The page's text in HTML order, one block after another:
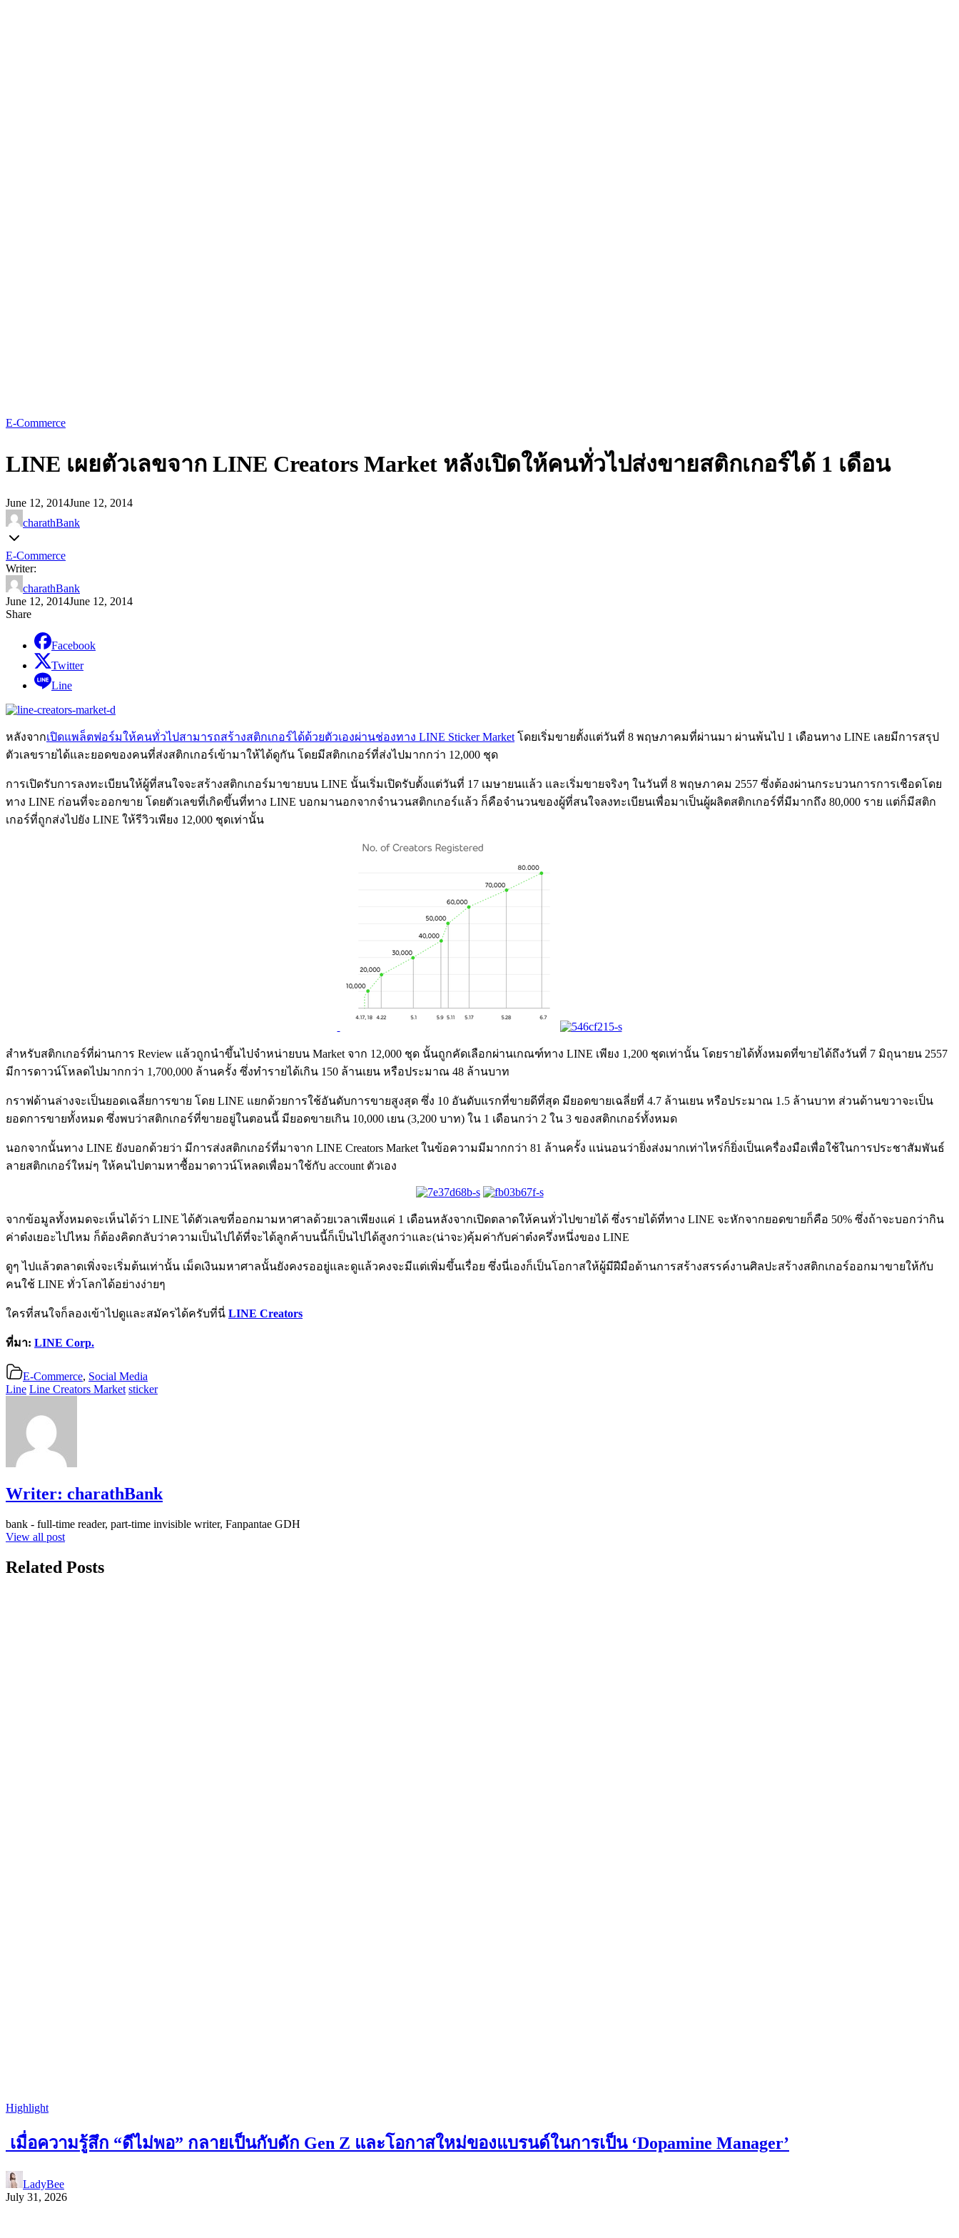
E-Commerce
LINE เผยตัวเลขจาก LINE Creators Market หลังเปิดให้คนทั่วไปส่งขายสติกเกอร์ได้ 1 เดือน
June 12, 2014June 12, 2014
charathBank
E-Commerce
Writer:
charathBank
June 12, 2014June 12, 2014
Share
Facebook
Twitter
Line
หลังจากเปิดแพล็ตฟอร์มให้คนทั่วไปสามารถสร้างสติกเกอร์ได้ด้วยตัวเองผ่านช่องทาง LINE Sticker Market โดยเริ่มขายตั้งแต่วันที่ 8 พฤษภาคมที่ผ่านมา ผ่านพ้นไป 1 เดือนทาง LINE เลยมีการสรุป
ตัวเลขรายได้และยอดของคนที่ส่งสติกเกอร์เข้ามาให้ได้ดูกัน โดยมีสติกเกอร์ที่ส่งไปมากกว่า 12,000 ชุด
การเปิดรับการลงทะเบียนให้ผู้ที่สนใจจะสร้างสติกเกอร์มาขายบน LINE นั้นเริ่มเปิดรับตั้งแต่วันที่ 17 เมษายนแล้ว และเริ่มขายจริงๆ ในวันที่ 8 พฤษภาคม 2557 ซึ่งต้องผ่านกระบวนการการเชือดโดย
ทาง LINE ก่อนที่จะออกขาย โดยตัวเลขที่เกิดขึ้นที่ทาง LINE บอกมานอกจากจำนวนสติกเกอร์แล้ว ก็คือจำนวนของผู้ที่สนใจลงทะเบียนเพื่อมาเป็นผู้ผลิตสติกเกอร์ที่มีมากถึง 80,000 ราย แต่ก็มีสติก
เกอร์ที่ถูกส่งไปยัง LINE ให้รีวิวเพียง 12,000 ชุดเท่านั้น
สำหรับสติกเกอร์ที่ผ่านการ Review แล้วถูกนำขึ้นไปจำหน่ายบน Market จาก 12,000 ชุด นั้นถูกคัดเลือกผ่านเกณฑ์ทาง LINE เพียง 1,200 ชุดเท่านั้น โดยรายได้ทั้งหมดที่ขายได้ถึงวันที่ 7 มิถุนายน 2557
มีการดาวน์โหลดไปมากกว่า 1,700,000 ล้านครั้ง ซึ่งทำรายได้เกิน 150 ล้านเยน หรือประมาณ 48 ล้านบาท
กราฟด้านล่างจะเป็นยอดเฉลี่ยการขาย โดย LINE แยกด้วยการใช้อันดับการขายสูงสุด ซึ่ง 10 อันดับแรกที่ขายดีที่สุด มียอดขายเฉลี่ยที่ 4.7 ล้านเยน หรือประมาณ 1.5 ล้านบาท ส่วนด้านขวาจะเป็น
ยอดการขายทั้งหมด ซึ่งพบว่าสติกเกอร์ที่ขายอยู่ในตอนนี้ มียอดขายเกิน 10,000 เยน (3,200 บาท) ใน 1 เดือนกว่า 2 ใน 3 ของสติกเกอร์ทั้งหมด
นอกจากนั้นทาง LINE ยังบอกด้วยว่า มีการส่งสติกเกอร์ที่มาจาก LINE Creators Market ในข้อความมีมากกว่า 81 ล้านครั้ง แน่นอนว่ายิ่งส่งมากเท่าไหร่ก็ยิ่งเป็นเครื่องมือเพื่อใช้ในการประชาสัมพันธ์
ลายสติกเกอร์ใหม่ๆ ให้คนไปตามหาซื้อมาดาวน์โหลดเพื่อมาใช้กับ account ตัวเอง
จากข้อมูลทั้งหมดจะเห็นได้ว่า LINE ได้ตัวเลขที่ออกมามหาศาลด้วยเวลาเพียงแค่ 1 เดือนหลังจากเปิดตลาดให้คนทั่วไปขายได้ ซึ่งรายได้ที่ทาง LINE จะหักจากยอดขายก็คือ 50% ซึ่งถ้าจะบอกว่ากิน
ค่าต๋งเยอะไปไหม ก็ต้องคิดกลับว่าความเป็นไปได้ที่จะได้ลูกค้าบนนี้ก็เป็นไปได้สูงกว่าและ(น่าจะ)คุ้มค่ากับค่าต๋งครึ่งหนึ่งของ LINE
ดูๆ ไปแล้วตลาดเพิ่งจะเริ่มต้นเท่านั้น เม็ดเงินมหาศาลนั้นยังคงรออยู่และดูแล้วคงจะมีแต่เพิ่มขึ้นเรื่อย ซึ่งนี่เองก็เป็นโอกาสให้ผู้มีฝีมือด้านการสร้างสรรค์งานศิลปะสร้างสติกเกอร์ออกมาขายให้กับ
คนใช้ LINE ทั่วโลกได้อย่างง่ายๆ
ใครที่สนใจก็ลองเข้าไปดูและสมัครได้ครับที่นี่ LINE Creators
ที่มา: LINE Corp.
E-Commerce, Social Media
Line Line Creators Market sticker
Writer: charathBank
bank - full-time reader, part-time invisible writer, Fanpantae GDH
View all post
Related Posts
Highlight
เมื่อความรู้สึก “ดีไม่พอ” กลายเป็นกับดัก Gen Z และโอกาสใหม่ของแบรนด์ในการเป็น ‘Dopamine Manager’
LadyBee
July 31, 2026